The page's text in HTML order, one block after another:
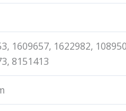
1609657, 1622982,
8151413